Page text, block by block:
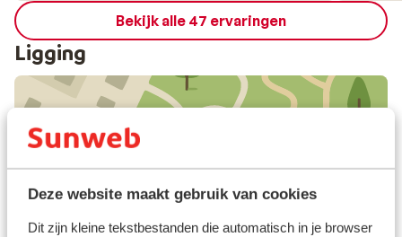
Deze website maakt gebruik van cookies
Dit zijn kleine tekstbestanden die automatisch in je browser
Bekijk alle 47 ervaringen
Ligging